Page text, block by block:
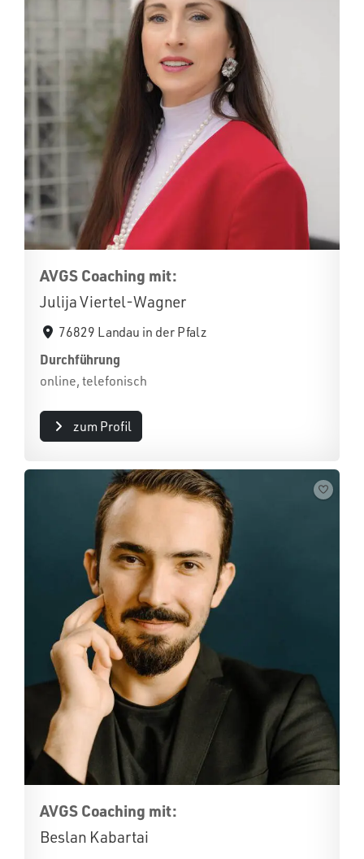
AVGS Coaching mit:
Julija Viertel-Wagner
76829 Landau in der Pfalz
Durchführung
online, telefonisch
zum Profil
AVGS Coaching mit:
Beslan Kabartai